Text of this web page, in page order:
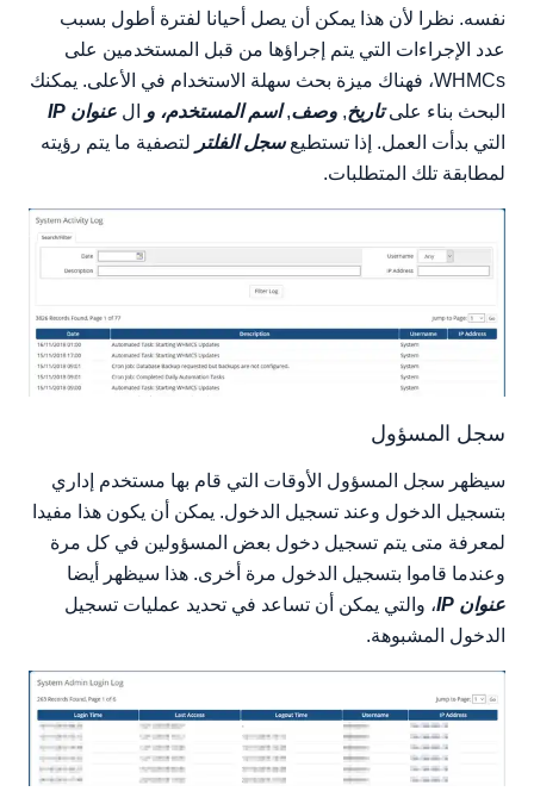
نفسه. نظرا لأن هذا يمكن أن يصل أحيانا لفترة أطول بسبب
عدد الإجراءات التي يتم إجراؤها من قبل المستخدمين على
WHMCs، فهناك ميزة بحث سهلة الاستخدام في الأعلى. يمكنك
البحث بناء علىتاريخ, وصف,اسم المستخدم، و ال عنوان IP
التي بدأت العمل. إذا تستطيعسجل الفلتر لتصفية ما يتم رؤيته
لمطابقة تلك المتطلبات.
سجل المسؤول
سيظهر سجل المسؤول الأوقات التي قام بها مستخدم إداري
بتسجيل الدخول وعند تسجيل الدخول. يمكن أن يكون هذا مفيدا
لمعرفة متى يتم تسجيل دخول بعض المسؤولين في كل مرة
وعندما قاموا بتسجيل الدخول مرة أخرى. هذا سيظهر أيضا
عنوان IP
، والتي يمكن أن تساعد في تحديد عمليات تسجيل
الدخول المشبوهة.